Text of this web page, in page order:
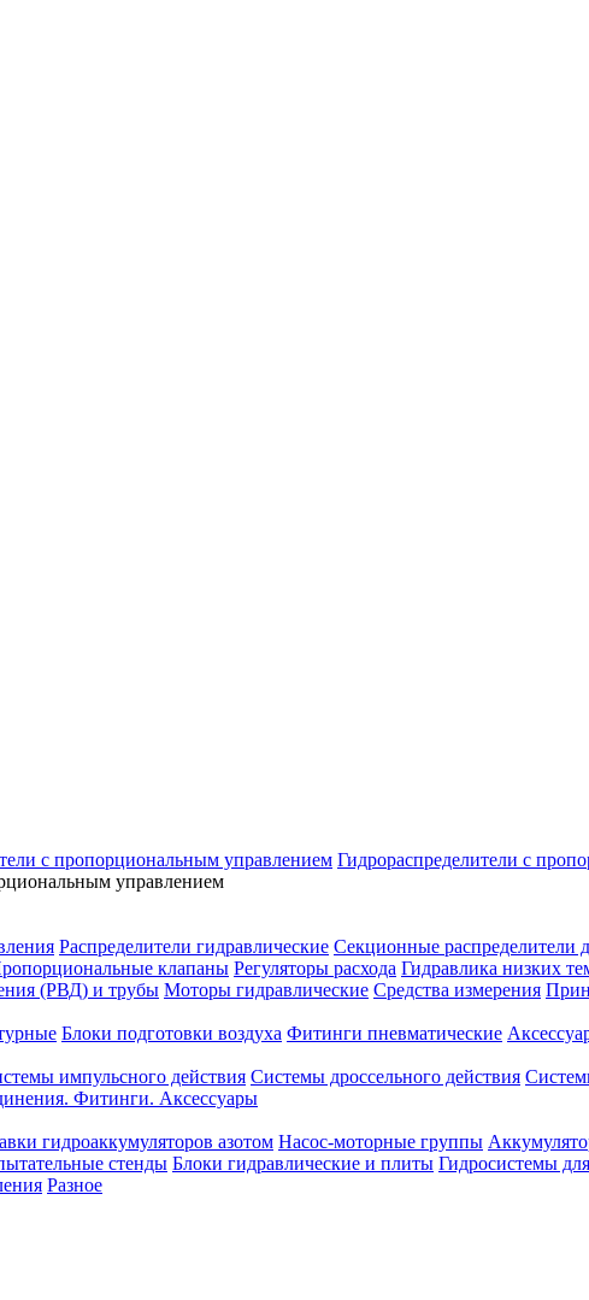
с пропорциональным управлением Гидрораспределители с
управлением
Распределители гидравлические Секционные распределители
клапаны Регуляторы расхода Гидравлика низких
(РВД) и трубы Моторы гидравлические Средства измерения
Блоки подготовки воздуха Фитинги пневматические
импульсного действия Системы дроссельного действия
Фитинги. Аксессуары
гидроаккумуляторов азотом Насос-моторные группы
стенды Блоки гидравлические и плиты Гидросистемы
Разное